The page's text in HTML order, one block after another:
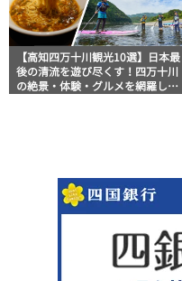
【高知四万十川観光10選】日本最
後の清流を遊び尽くす！四万十川
の絶景・体験・グルメを網羅した